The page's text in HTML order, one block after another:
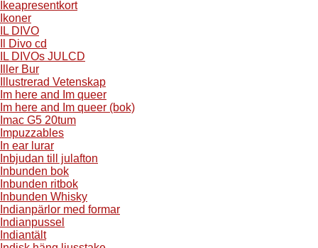
Ikeapresentkort
Ikoner
IL DIVO
Il Divo cd
IL DIVOs JULCD
Iller Bur
Illustrerad Vetenskap
Im here and Im queer
Im here and Im queer (bok)
Imac G5 20tum
Impuzzables
In ear lurar
Inbjudan till julafton
Inbunden bok
Inbunden ritbok
Inbunden Whisky
Indianpärlor med formar
Indianpussel
Indiantält